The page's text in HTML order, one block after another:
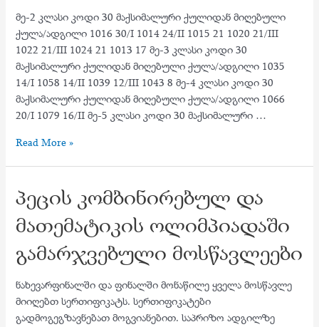
მე-2 კლასი კოდი 30 მაქსიმალური ქულიდან მიღებული
ქულა/ადგილი 1016 30/I 1014 24/II 1015 21 1020 21/III
1022 21/III 1024 21 1013 17 მე-3 კლასი კოდი 30
მაქსიმალური ქულიდან მიღებული ქულა/ადგილი 1035
14/I 1058 14/II 1039 12/III 1043 8 მე-4 კლასი კოდი 30
მაქსიმალური ქულიდან მიღებული ქულა/ადგილი 1066
20/I 1079 16/II მე-5 კლასი კოდი 30 მაქსიმალური …
პეცის
ტურის
შედეგები
Read More »
პეცის კომბინირებულ და
მათემატიკის ოლიმპიადაში
გამარჯვებული მოსწავლეები
ნახევარფინალში და ფინალში მონაწილე ყველა მოსწავლე
მიიღებთ სერთიფიკატს. სერთიფიკატები
გადმოგეგზავნებათ მოგვიანებით. საპრიზო ადგილზე